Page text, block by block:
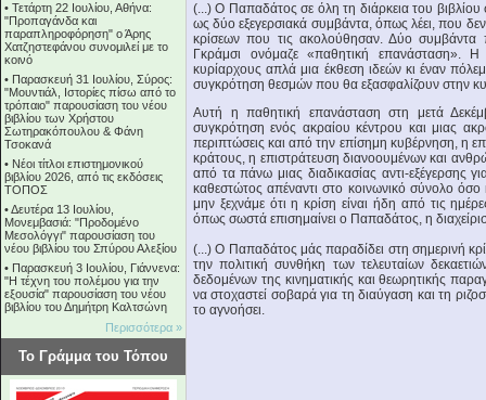
• Τετάρτη 22 Ιουλίου, Αθήνα:
"Προπαγάνδα και
παραπληροφόρηση" ο Άρης
Χατζηστεφάνου συνομιλεί με το
κοινό
• Παρασκευή 31 Ιουλίου, Σύρος:
"Μουντιάλ, Ιστορίες πίσω από το
τρόπαιο" παρουσίαση του νέου
βιβλίου των Χρήστου
Σωτηρακόπουλου & Φάνη
Τσοκανά
• Νέοι τίτλοι επιστημονικού
βιβλίου 2026, από τις εκδόσεις
ΤΟΠΟΣ
•Δευτέρα 13 Ιουλίου,
Μονεμβασιά: "Προδομένο
Μεσολόγγι" παρουσίαση του
νέου βιβλίου του Σπύρου Αλεξίου
• Παρασκευή 3 Ιουλίου, Γιάννενα:
"Η τέχνη του πολέμου για την
εξουσία" παρουσίαση του νέου
βιβλίου του Δημήτρη Καλτσώνη
Περισσότερα »
Το Γράμμα του Τόπου
(...) Ο Παπαδάτος σε όλη τη διάρκεια του βιβλίου
ως δύο εξεγερσιακά συμβάντα, όπως λέει, που
κρίσεων που τις ακολούθησαν. Δύο
Γκράμσι ονόμαζε «παθητική επανάσταση».
κυρίαρχους απλά μια έκθεση ιδεών κι έναν
συγκρότηση θεσμών που θα εξασφαλίζουν στην
Αυτή η παθητική επανάσταση στη μετά
συγκρότηση ενός ακραίου κέντρου και μιας
περιπτώσεις και από την επίσημη κυβέρνηση, η
κράτους, η επιστράτευση διανοουμένων και
από τα πάνω μιας διαδικασίας αντι-εξέγερσης
καθεστώτος απέναντι στο κοινωνικό σύνολο όσο
μην ξεχνάμε ότι η κρίση είναι ήδη από τις
όπως σωστά επισημαίνει ο Παπαδάτος, η
(...) Ο Παπαδάτος μάς παραδίδει στη σημερινή
την πολιτική συνθήκη των τελευταίων
δεδομένων της κινηματικής και θεωρητικής
να στοχαστεί σοβαρά για τη διαύγαση και τη
το αγνοήσει.